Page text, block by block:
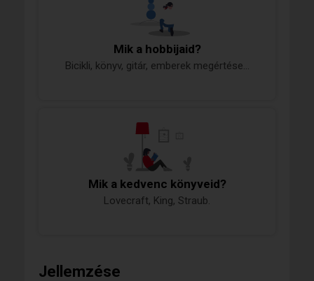
Mik a hobbijaid?
Bicikli, könyv, gitár, emberek megértése...
Mik a kedvenc könyveid?
Lovecraft, King, Straub.
Jellemzése